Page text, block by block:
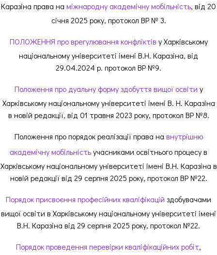
Каразіна права на міжнародну академічну мобільність, від 20
січня 2025 року, протокол ВР № 3.
ПОЛОЖЕННЯ про врегулювання конфліктів у Харківському
національному університеті імені В.Н. Каразіна, від
29.04.2024 р. протокол ВР №9.
Положення про дуальну форму здобуття вищої освіти у
Харківському національному університеті імені В. Н. Каразіна
в новій редакції, від 01 травня 2023 року, протокол ВР №8.
Положення про порядок реалізації права на внутрішню
академічну мобільністьучасниками освітнього процесу в
Харківському національному університеті імені В.Н. Каразіна в
новій редакції від 29 серпня 2025 року, протокол ВР №22.
Порядок присвоєння професійних кваліфікацій здобувачами
вищої освіти в Харківському національному університеті імені
В.Н. Каразіна від 29 серпня 2025 року, протокол №22.
Порядок проведення перевірки кваліфікаційних робіт,